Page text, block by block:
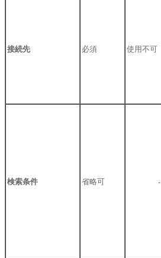
接続先 必須 使用不可
検索条件 省略可 -